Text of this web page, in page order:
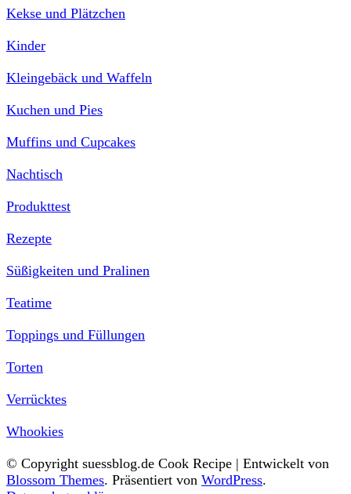
Kekse und Plätzchen
Kinder
Kleingebäck und Waffeln
Kuchen und Pies
Muffins und Cupcakes
Nachtisch
Produkttest
Rezepte
Süßigkeiten und Pralinen
Teatime
Toppings und Füllungen
Torten
Verrücktes
Whookies
© Copyright suessblog.de Cook Recipe | Entwickelt von
Blossom Themes. Präsentiert von WordPress.